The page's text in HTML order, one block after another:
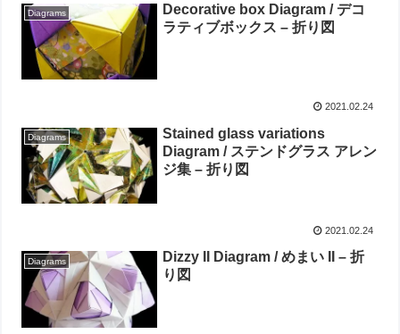
Diagrams
Decorative box Diagram / デコ
ラティブボックス – 折り図
2021.02.24
Diagrams
Stained glass variations
Diagram / ステンドグラス アレン
ジ集 – 折り図
2021.02.24
Diagrams
Dizzy II Diagram / めまい II – 折
り図